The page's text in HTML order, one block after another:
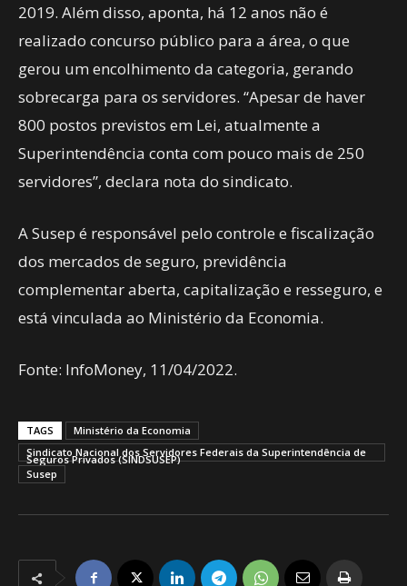
2019. Além disso, aponta, há 12 anos não é
realizado concurso público para a área, o que
gerou um encolhimento da categoria, gerando
sobrecarga para os servidores. “Apesar de haver
800 postos previstos em Lei, atualmente a
Superintendência conta com pouco mais de 250
servidores”, declara nota do sindicato.
A Susep é responsável pelo controle e fiscalização
dos mercados de seguro, previdência
complementar aberta, capitalização e resseguro, e
está vinculada ao Ministério da Economia.
Fonte: InfoMoney, 11/04/2022.
TAGS
Ministério da Economia
Sindicato Nacional dos Servidores Federais da Superintendência de
Seguros Privados (SINDSUSEP)
Susep